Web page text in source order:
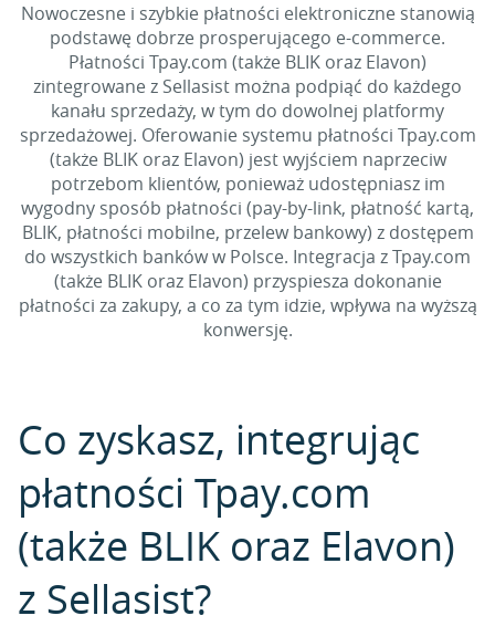
Nowoczesne i szybkie płatności elektroniczne stanowią
podstawę dobrze prosperującego e-commerce.
Płatności Tpay.com (także BLIK oraz Elavon)
zintegrowane z Sellasist można podpiąć do każdego
kanału sprzedaży, w tym do dowolnej platformy
sprzedażowej. Oferowanie systemu płatności Tpay.com
(także BLIK oraz Elavon) jest wyjściem naprzeciw
potrzebom klientów, ponieważ udostępniasz im
wygodny sposób płatności (pay-by-link, płatność kartą,
BLIK, płatności mobilne, przelew bankowy) z dostępem
do wszystkich banków w Polsce. Integracja z Tpay.com
(także BLIK oraz Elavon) przyspiesza dokonanie
płatności za zakupy, a co za tym idzie, wpływa na wyższą
konwersję.
Co zyskasz, integrując
płatności Tpay.com
(także BLIK oraz Elavon)
z Sellasist?